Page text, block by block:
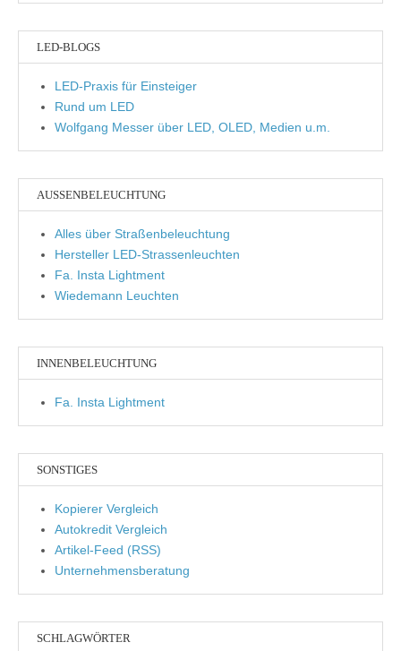
LED-BLOGS
LED-Praxis für Einsteiger
Rund um LED
Wolfgang Messer über LED, OLED, Medien u.m.
AUSSENBELEUCHTUNG
Alles über Straßenbeleuchtung
Hersteller LED-Strassenleuchten
Fa. Insta Lightment
Wiedemann Leuchten
INNENBELEUCHTUNG
Fa. Insta Lightment
SONSTIGES
Kopierer Vergleich
Autokredit Vergleich
Artikel-Feed (RSS)
Unternehmensberatung
SCHLAGWÖRTER